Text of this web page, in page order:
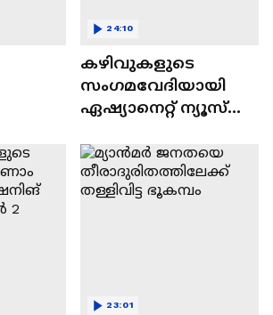
കഴിവുകളുടെ
സംഗമവേദിയായി
ഏഷ്യാനെറ്റ് ന്യൂസ്
സീസൺ 2
24:10
23:01